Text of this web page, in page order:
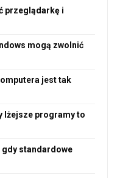
przeglądarkę i
mogą zwolnić
jest tak
lżejsze programy to
gdy standardowe